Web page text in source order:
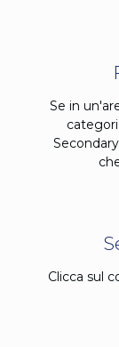
Se in
Clicca sul